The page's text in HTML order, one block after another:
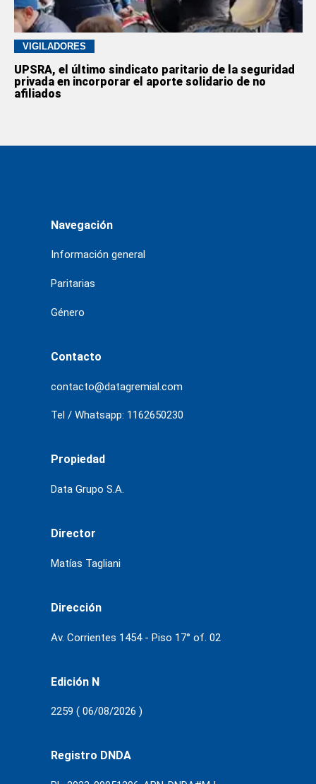
VIGILADORES
UPSRA, el último sindicato paritario de la seguridad
privada en incorporar el aporte solidario de no
afiliados
Navegación
Información general
Paritarias
Género
Contacto
contacto@datagremial.com
Tel / Whatsapp: 1162650230
Propiedad
Data Grupo S.A.
Director
Matías Tagliani
Dirección
Av. Corrientes 1454 - Piso 17° of. 02
Edición N
2259 ( 06/08/2026 )
Registro DNDA